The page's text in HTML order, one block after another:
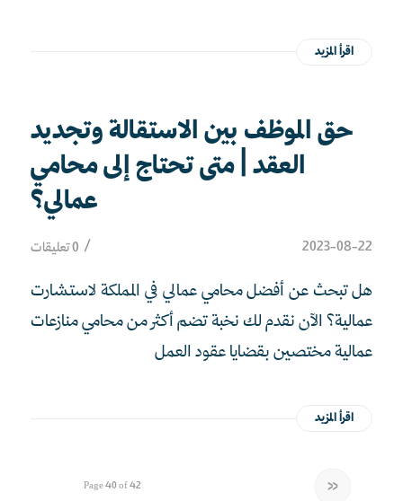
اقرأ المزيد
حق الموظف بين الاستقالة وتجديد
العقد | متى تحتاج إلى محامي
عمالي؟
2023-08-22
/ 0 تعليقات
هل تبحث عن أفضل محامي عمالي في المملكة لاستشارت
عمالية؟ الآن نقدم لك نخبة تضم أكثر من محامي منازعات
عمالية مختصين بقضايا عقود العمل
اقرأ المزيد
Page 40 of 42
«